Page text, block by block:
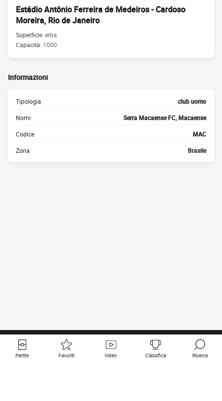
Estádio Antônio Ferreira de Medeiros - Cardoso
Moreira, Rio de Janeiro
Superficie:erba
Capacità: 1000
Informazioni
Tipologia club uomo
Nomi Serra Macaense FC, Macaense
Codice MAC
Zona Brasile
Partite Favoriti Video Classifica Ricerca